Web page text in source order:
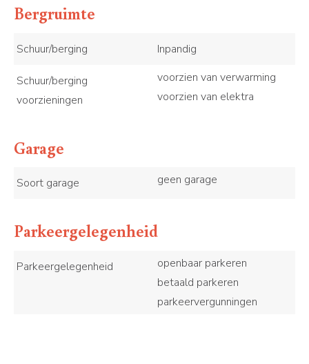
Bergruimte
Schuur/berging Inpandig
Schuur/berging
voorzieningen
voorzien van verwarming
voorzien van elektra
Garage
Soort garage geen garage
Parkeergelegenheid
Parkeergelegenheid
openbaar parkeren
betaald parkeren
parkeervergunningen